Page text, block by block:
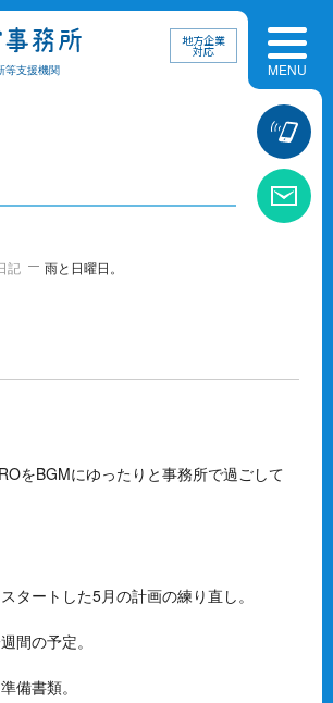
支援機関
地方企業
対応
記 雨と日曜日。
をBGMにゆったりと事務所で過ごして
タートした5月の計画の練り直し。
間の予定。
備書類。